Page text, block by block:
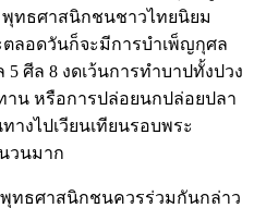
พุทธศาสนิกชนชาวไทยนิยม
ลอดวันก็จะมีการบำเพ็ญกุศล
ศีล 8 งดเว้นการทำบาปทั้งปวง
น หรือการปล่อยนกปล่อยปลา
างไปเวียนเทียนรอบพระ
วนมาก
พุทธศาสนิกชนควรร่วมกันกล่าว